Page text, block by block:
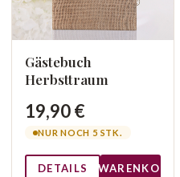
Gästebuch
Herbsttraum
19,90 €
NUR NOCH 5 STK.
DETAILS WARENKORB